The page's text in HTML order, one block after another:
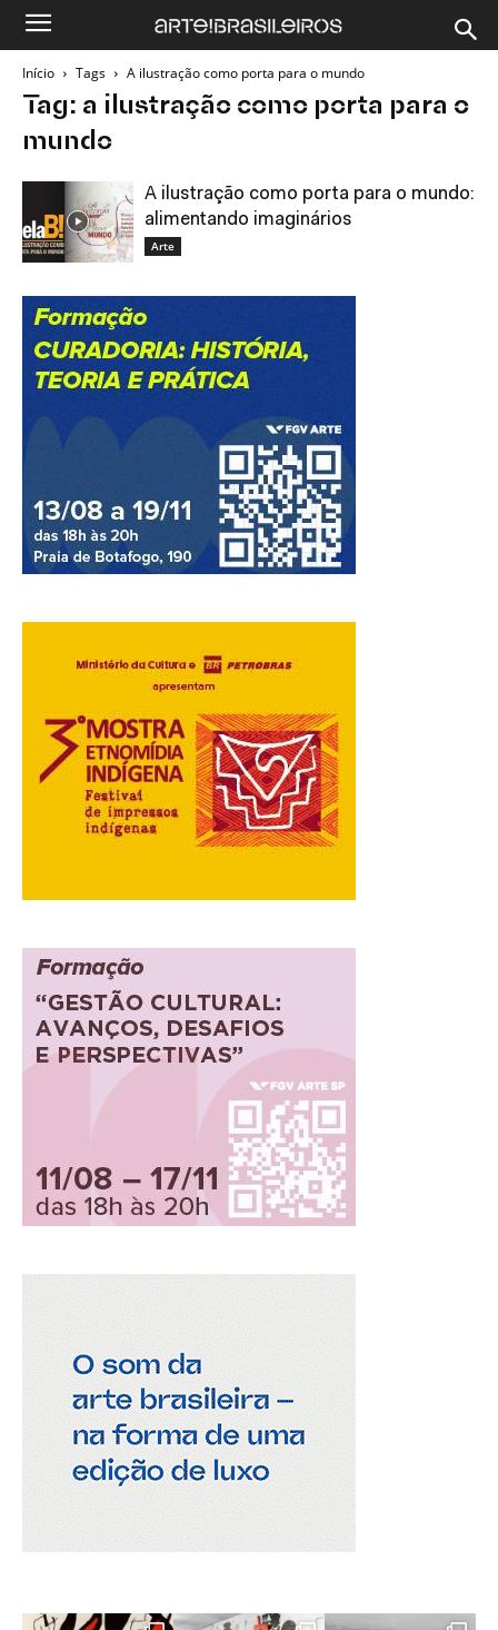
Início Tags A ilustração como porta para o mundo
Tag: a ilustração como porta para o
mundo
A ilustração como porta para o mundo:
alimentando imaginários
Arte